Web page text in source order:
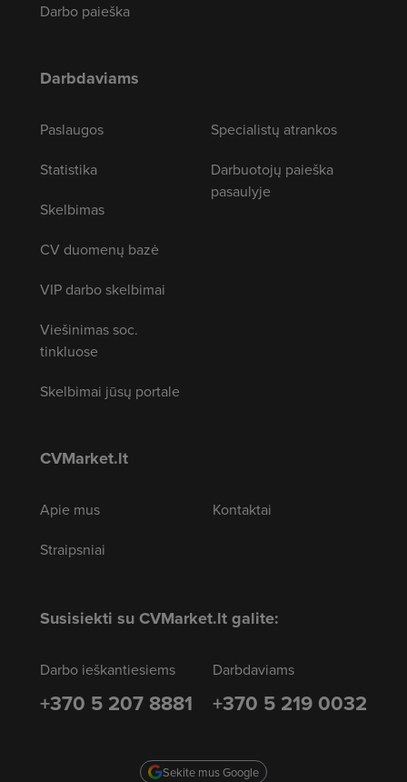
Darbo paieška
Darbdaviams
Paslaugos
Statistika
Skelbimas
CV duomenų bazė
VIP darbo skelbimai
Viešinimas soc.
tinkluose
Skelbimai jūsų portale
Specialistų atrankos
Darbuotojų paieška
pasaulyje
CVMarket.lt
Apie mus
Straipsniai
Kontaktai
Susisiekti su CVMarket.lt galite:
Darbo ieškantiesiems
+370 5 207 8881
Darbdaviams
+370 5 219 0032
Sekite mus Google